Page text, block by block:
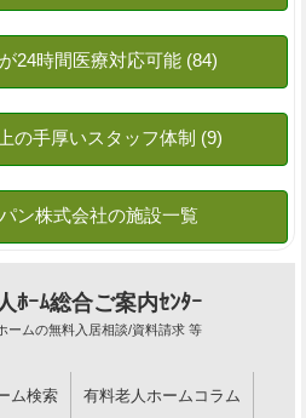
ﾎｰﾑ総合ご案内ｾﾝﾀｰ
ームの無料入居相談/資料請求 等
ム検索 有料老人ホームコラム